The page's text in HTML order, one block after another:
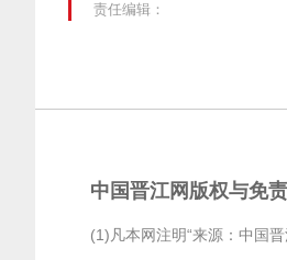
责任编辑：
中国晋江网版权与免
(1)凡本网注明“来源：中国